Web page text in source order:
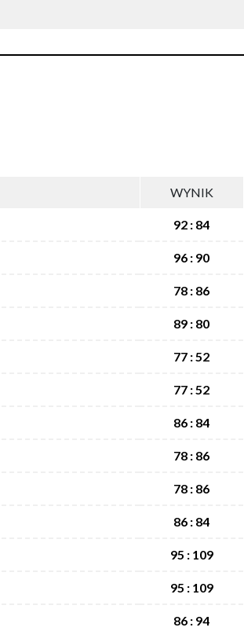
WYNIK
92 : 84
96 : 90
78 : 86
89 : 80
77 : 52
77 : 52
86 : 84
78 : 86
78 : 86
86 : 84
95 : 109
95 : 109
86 : 94